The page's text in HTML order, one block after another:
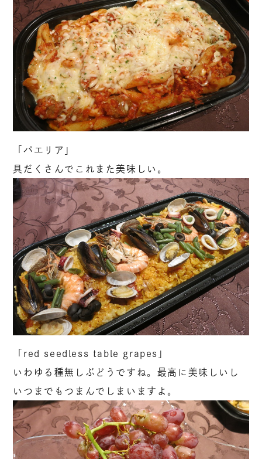
「パエリア」
具だくさんでこれまた美味しい。
「red seedless table grapes」
いわゆる種無しぶどうですね。最高に美味しいし
いつまでもつまんでしまいますよ。